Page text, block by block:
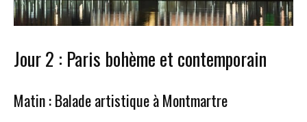
Jour 2 : Paris bohème et contemporain
Matin : Balade artistique à Montmartre